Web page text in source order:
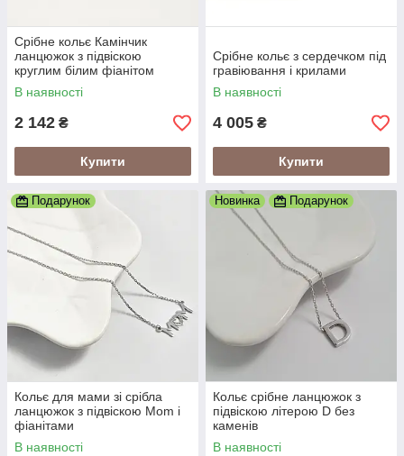
Срібне кольє Камінчик
ланцюжок з підвіскою
круглим білим фіанітом
В наявності
2 142 ₴
Купити
Срібне кольє з сердечком під
гравіювання і крилами
В наявності
4 005 ₴
Купити
Подарунок
Кольє для мами зі срібла
ланцюжок з підвіскою Mom і
фіанітами
В наявності
Новинка Подарунок
Кольє срібне ланцюжок з
підвіскою літерою D без
каменів
В наявності